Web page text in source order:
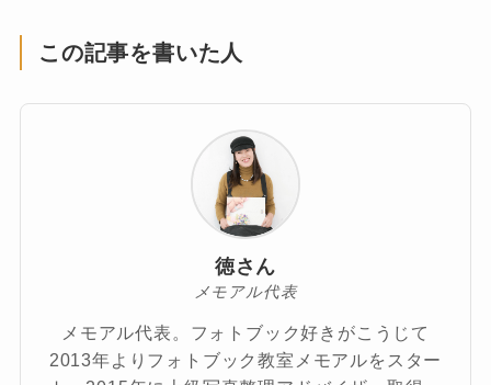
この記事を書いた人
徳さん
メモアル代表
メモアル代表。フォトブック好きがこうじて
2013年よりフォトブック教室メモアルをスター